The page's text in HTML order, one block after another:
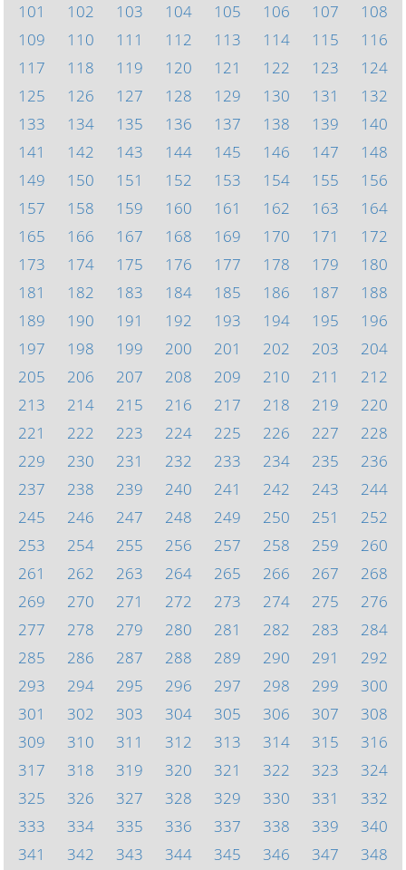
101
102 103 104 105 106 107
108
109
110 111 112 113 114 115
116
117
118 119 120 121 122 123
124
125
126 127 128 129 130 131
132
133
134 135 136 137 138 139
140
141
142 143 144 145 146 147
148
149
150 151 152 153 154 155
156
157
158 159 160 161 162 163
164
165
166 167 168 169 170 171
172
173
174 175 176 177 178 179
180
181
182 183 184 185 186 187
188
189
190 191 192 193 194 195
196
197
198 199 200 201 202 203
204
205
206 207 208 209 210 211
212
213
214 215 216 217 218 219
220
221
222 223 224 225 226 227
228
229
230 231 232 233 234 235
236
237
238 239 240 241 242 243
244
245
246 247 248 249 250 251
252
253
254 255 256 257 258 259
260
261
262 263 264 265 266 267
268
269
270 271 272 273 274 275
276
277
278 279 280 281 282 283
284
285
286 287 288 289 290 291
292
293
294 295 296 297 298 299
300
301
302 303 304 305 306 307
308
309
310 311 312 313 314 315
316
317
318 319 320 321 322 323
324
325
326 327 328 329 330 331
332
333
334 335 336 337 338 339
340
341
342 343 344 345 346 347 348